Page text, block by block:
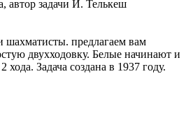
шахматисты. предлагаем вам
двухходовку. Белые начинают и
хода. Задача создана в 1937 году.